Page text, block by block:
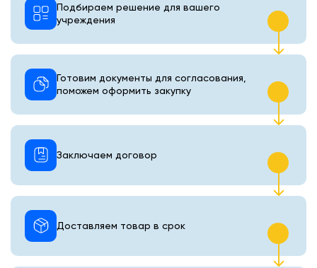
Подбираем решение для вашего
учреждения
Готовим документы для согласования,
поможем оформить закупку
Доставляем товар в срок
Заключаем договор